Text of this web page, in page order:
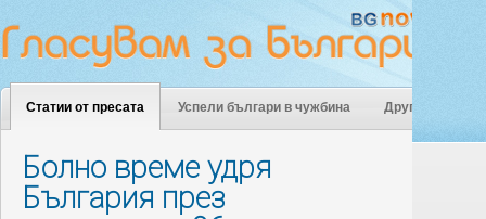
Статии от пресата Успели българи в чужбина Други
Болно време удря
България през